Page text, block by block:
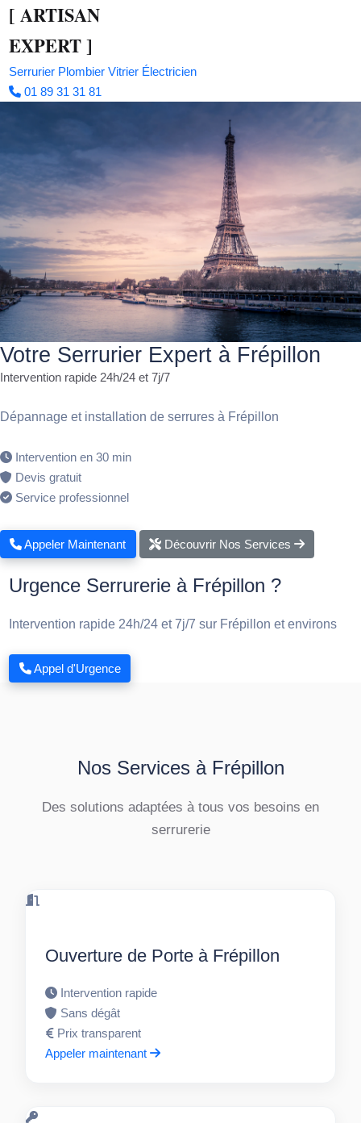
[ ARTISAN
EXPERT]
Serrurier Plombier Vitrier Électricien
01 89 31 31 81
Votre Serrurier Expert à Frépillon
Intervention rapide 24h/24 et 7j/7
Dépannage et installation de serrures à Frépillon
Intervention en 30 min
Devis gratuit
Service professionnel
Appeler Maintenant Découvrir Nos Services
Urgence Serrurerie à Frépillon ?
Intervention rapide 24h/24 et 7j/7 sur Frépillon et environs
Appel d'Urgence
Nos Services à Frépillon
Des solutions adaptées à tous vos besoins en
serrurerie
Ouverture de Porte à Frépillon
Intervention rapide
Sans dégât
Prix transparent
Appeler maintenant